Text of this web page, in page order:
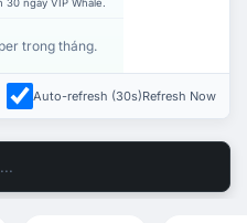
ngày VIP Whale.
trong tháng.
Auto-refresh (30s)Refresh Now